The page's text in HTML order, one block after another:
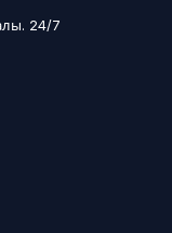
24/7